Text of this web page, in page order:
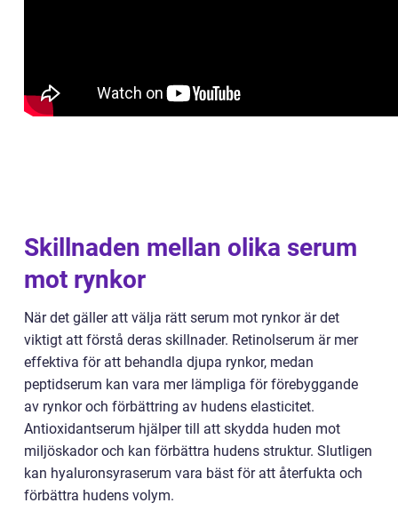
Skillnaden mellan olika serum
mot rynkor
När det gäller att välja rätt serum mot rynkor är det
viktigt att förstå deras skillnader. Retinolserum är mer
effektiva för att behandla djupa rynkor, medan
peptidserum kan vara mer lämpliga för förebyggande
av rynkor och förbättring av hudens elasticitet.
Antioxidantserum hjälper till att skydda huden mot
miljöskador och kan förbättra hudens struktur. Slutligen
kan hyaluronsyraserum vara bäst för att återfukta och
förbättra hudens volym.